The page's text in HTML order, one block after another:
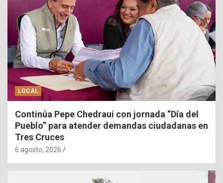
LOCAL
Continúa Pepe Chedraui con jornada “Día del
Pueblo” para atender demandas ciudadanas en
Tres Cruces
6 agosto, 2026